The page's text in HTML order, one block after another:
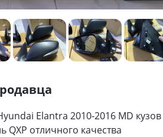
Elantra 2010-2016 MD кузов
QXP отличного качества